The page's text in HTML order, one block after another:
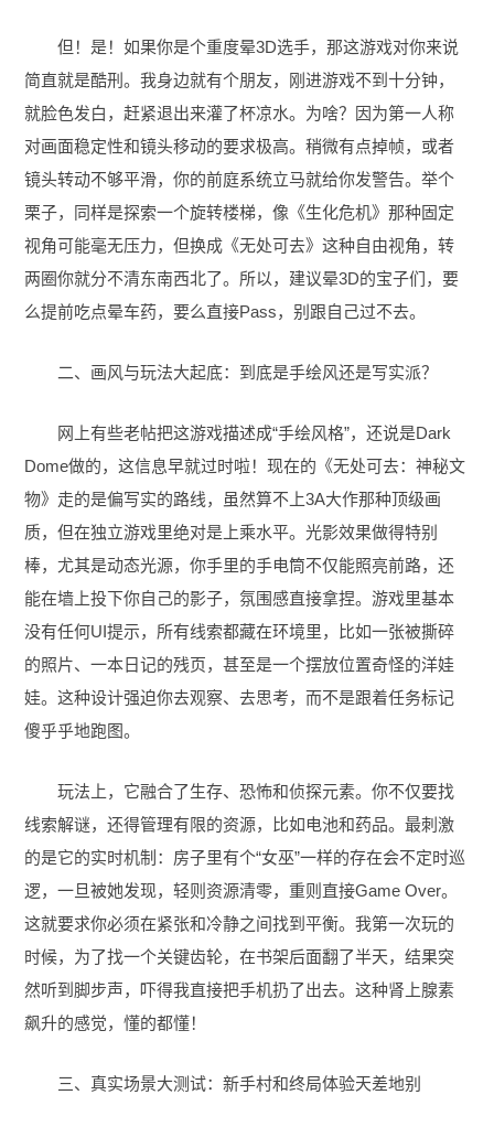
但！是！如果你是个重度晕3D选手，那这游戏对你来说
简直就是酷刑。我身边就有个朋友，刚进游戏不到十分钟，
就脸色发白，赶紧退出来灌了杯凉水。为啥？因为第一人称
对画面稳定性和镜头移动的要求极高。稍微有点掉帧，或者
镜头转动不够平滑，你的前庭系统立马就给你发警告。举个
栗子，同样是探索一个旋转楼梯，像《生化危机》那种固定
视角可能毫无压力，但换成《无处可去》这种自由视角，转
两圈你就分不清东南西北了。所以，建议晕3D的宝子们，要
么提前吃点晕车药，要么直接Pass，别跟自己过不去。
二、画风与玩法大起底：到底是手绘风还是写实派？
网上有些老帖把这游戏描述成“手绘风格”，还说是Dark
Dome做的，这信息早就过时啦！现在的《无处可去：神秘文
物》走的是偏写实的路线，虽然算不上3A大作那种顶级画
质，但在独立游戏里绝对是上乘水平。光影效果做得特别
棒，尤其是动态光源，你手里的手电筒不仅能照亮前路，还
能在墙上投下你自己的影子，氛围感直接拿捏。游戏里基本
没有任何UI提示，所有线索都藏在环境里，比如一张被撕碎
的照片、一本日记的残页，甚至是一个摆放位置奇怪的洋娃
娃。这种设计强迫你去观察、去思考，而不是跟着任务标记
傻乎乎地跑图。
玩法上，它融合了生存、恐怖和侦探元素。你不仅要找
线索解谜，还得管理有限的资源，比如电池和药品。最刺激
的是它的实时机制：房子里有个“女巫”一样的存在会不定时巡
逻，一旦被她发现，轻则资源清零，重则直接Game Over。
这就要求你必须在紧张和冷静之间找到平衡。我第一次玩的
时候，为了找一个关键齿轮，在书架后面翻了半天，结果突
然听到脚步声，吓得我直接把手机扔了出去。这种肾上腺素
飙升的感觉，懂的都懂！
三、真实场景大测试：新手村和终局体验天差地别